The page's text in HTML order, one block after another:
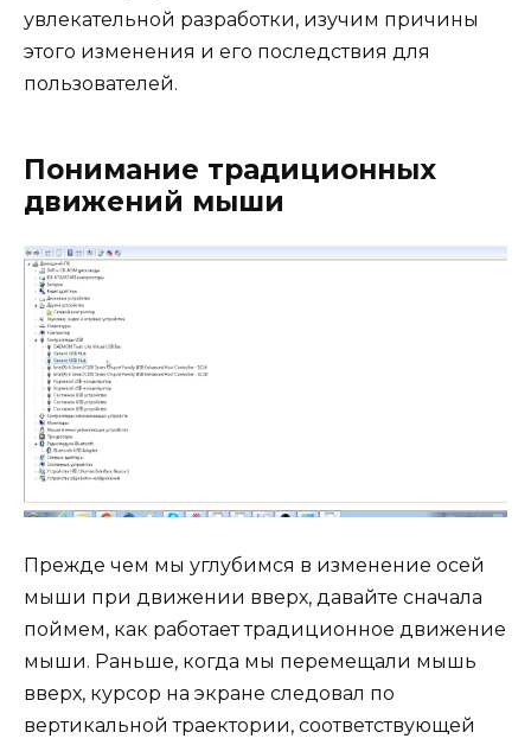
увлекательной разработки, изучим причины
этого изменения и его последствия для
пользователей.
Понимание традиционных
движений мыши
Прежде чем мы углубимся в изменение осей
мыши при движении вверх, давайте сначала
поймем, как работает традиционное движение
мыши. Раньше, когда мы перемещали мышь
вверх, курсор на экране следовал по
вертикальной траектории, соответствующей